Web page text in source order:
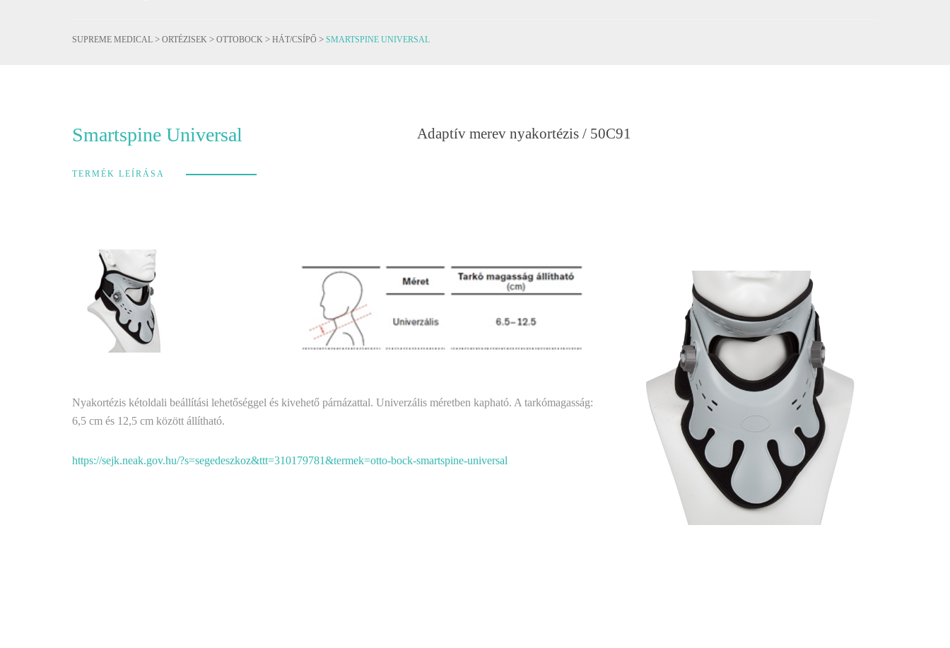
SUPREME MEDICAL > ORTÉZISEK > OTTOBOCK > HÁT/CSÍPŐ > SMARTSPINE UNIVERSAL
Smartspine Universal
TERMÉK LEÍRÁSA
Adaptív merev nyakortézis / 50C91
Nyakortézis kétoldali beállítási lehetőséggel és kivehető párnázattal. Univerzális méretben kapható. A tarkómagasság:
6,5 cm és 12,5 cm között állítható.
https://sejk.neak.gov.hu/?s=segedeszkoz&ttt=310179781&termek=otto-bock-smartspine-universal